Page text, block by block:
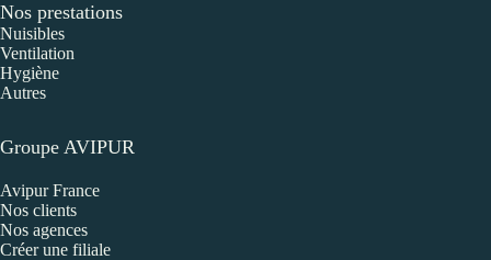
Nos prestations
Nuisibles
Ventilation
Hygiène
Autres
Groupe AVIPUR
Avipur France
Nos clients
Nos agences
Créer une filiale